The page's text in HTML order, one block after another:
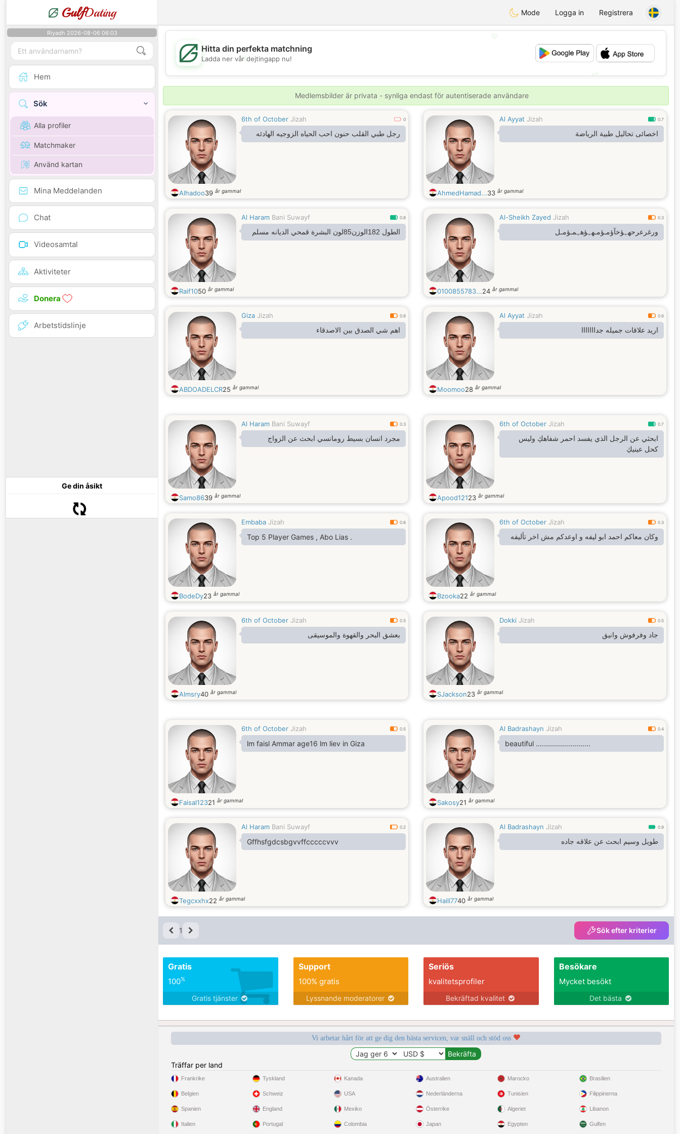
GulfDating Mode Logga in Registrera
Riyadh 2026-08-06 06:03
Hem
Sök
Alla profiler
Matchmaker
Använd kartan
Mina Meddelanden
Chat
Videosamtal
Aktiviteter
Donera
Arbetstidslinje
Ge din åsikt
💖
💕
Hitta din perfekta matchning
Ladda ner vår dejtingapp nu!
Medlemsbilder är privata - synliga endast för autentiserade användare
6th of October Jizah 0
رجل طبي القلب حنون احب الحياه الزوجيه الهادئه
Alhadoo39 år gammal
Al Ayyat Jizah 0.7
اخصائى تحاليل طبية الرياضة
AhmedHamad...33 år gammal
Al Haram Bani Suwayf 0.8
الطول 182الوزن85لون البشرة قمحي الديانه مسلم
Raif1050 år gammal
Al-Sheikh Zayed Jizah 0.3
ورغرعرح‏‏هہؤخآؤمـؤمـ‏‏هہؤ‏‏هہمـؤمـل
0100855783...24 år gammal
Giza Jizah 0.6
اهم شي الصدق بين الاصدقاء
ABDOADELCR25 år gammal
Al Ayyat Jizah 0.6
اريد علاقات جميله جدااااااا
Moomoo28 år gammal
Al Haram Bani Suwayf 0.3
مجرد انسان بسيط رومانسي ابحث عن الزواج
Samo8639 år gammal
6th of October Jizah 0.7
ابحثي عن الرجل الذي يفسد احمر شفاهكِ وليس
كحل عينيكِ
Apood12123 år gammal
Embaba Jizah 0.6
Top 5 Player Games , Abo Lias .
BodeDy23 år gammal
6th of October Jizah 0.3
وكان معاكم احمد ابو ليفه و اوعدكم مش اخر تأليفه
Bzooka22 år gammal
6th of October Jizah 0.5
بعشق البحر والقهوة والموسيقى
Almsry40 år gammal
Dokki Jizah 0.5
جاد وفرفوش وانيق
SJackson23 år gammal
6th of October Jizah 0.5
lm faisl Ammar age16 lm liev in Giza
Faisal12321 år gammal
Al Badrashayn Jizah 0.4
beautiful ...........................
Sakosy21 år gammal
Al Haram Bani Suwayf 0.2
Gffhsfgdcsbgvvffcccccvvv
Tegcxxhx22 år gammal
Al Badrashayn Jizah 0.9
طويل وسيم ابحث عن علاقه جاده
Haill7740 år gammal
1 Sök efter kriterier
Gratis
100%
Gratis tjänster
Support
100% gratis
Lyssnande moderatorer
Seriös
kvalitetsprofiler
Bekräftad kvalitet
Besökare
Mycket besökt
Det bästa
Vi arbetar hårt för att ge dig den bästa servicen, var snäll och stöd oss
Träffar per land
Frankrike
Belgien
Spanien
Italien
Tyskland
Schweiz
England
Portugal
Kanada
USA
Mexiko
Colombia
Australien
Nederländerna
Österrike
Japan
Marocko
Tunisien
Algeriet
Egypten
Brasilien
Filippinerna
Libanon
Gulfen